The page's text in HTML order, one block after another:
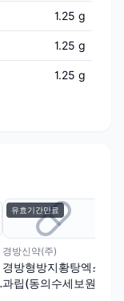
1.25 g
1.25 g
1.25 g
유효기간만료
경방신약(주)
경방형방지황탕엑스
과립(동의수세보원)